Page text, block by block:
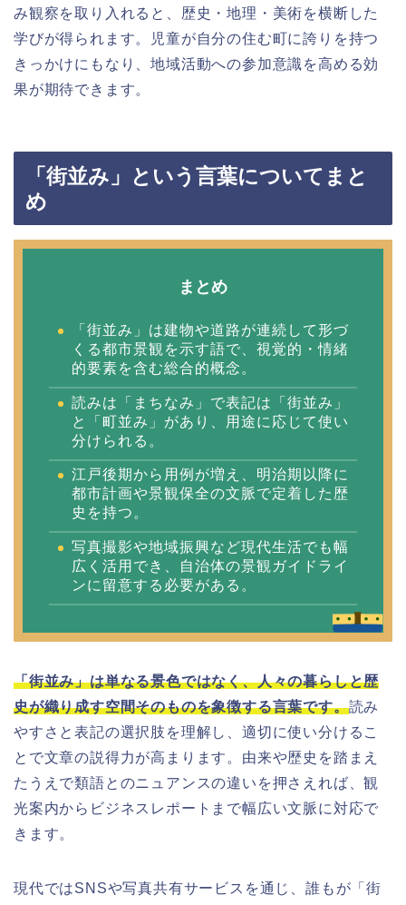
み観察を取り入れると、歴史・地理・美術を横断した
学びが得られます。児童が自分の住む町に誇りを持つ
きっかけにもなり、地域活動への参加意識を高める効
果が期待できます。
「街並み」という言葉についてまと
め
まとめ
「街並み」は建物や道路が連続して形づ
くる都市景観を示す語で、視覚的・情緒
的要素を含む総合的概念。
読みは「まちなみ」で表記は「街並み」
と「町並み」があり、用途に応じて使い
分けられる。
江戸後期から用例が増え、明治期以降に
都市計画や景観保全の文脈で定着した歴
史を持つ。
写真撮影や地域振興など現代生活でも幅
広く活用でき、自治体の景観ガイドライ
ンに留意する必要がある。
「街並み」は単なる景色ではなく、人々の暮らしと歴
史が織り成す空間そのものを象徴する言葉です。読み
やすさと表記の選択肢を理解し、適切に使い分けるこ
とで文章の説得力が高まります。由来や歴史を踏まえ
たうえで類語とのニュアンスの違いを押さえれば、観
光案内からビジネスレポートまで幅広い文脈に対応で
きます。
現代ではSNSや写真共有サービスを通じ、誰もが「街